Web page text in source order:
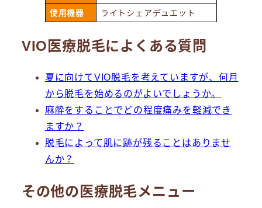
使用機器
ライトシェアデュエット
VIO医療脱毛によくある質問
夏に向けてVIO脱毛を考えていますが、何月
から脱毛を始めるのがよいでしょうか。
麻酔をすることでどの程度痛みを軽減でき
ますか？
脱毛によって肌に跡が残ることはありませ
んか？
その他の医療脱毛メニュー